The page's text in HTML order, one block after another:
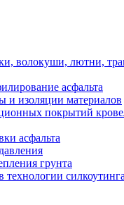
волокуши, лютни,
асфальта
изоляции материалов
покрытий
асфальта
грунта